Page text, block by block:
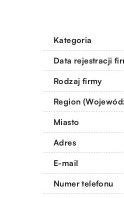
Kategoria
Data rejestracji
Rodzaj firmy
Region
Miasto
Adres
E-mail
Numer telefonu